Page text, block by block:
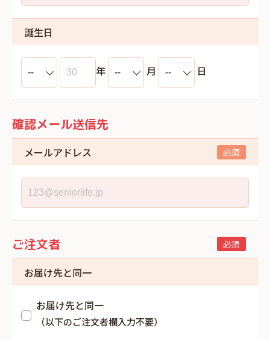
誕生日
年 月 日
確認メール送信先
メールアドレス
ご注文者
お届け先と同一
お届け先と同一
（以下のご注文者欄入力不要）